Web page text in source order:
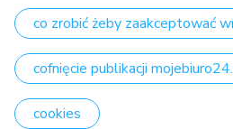
co zrobić żeby zaakceptować
cofnięcie publikacji
cookies